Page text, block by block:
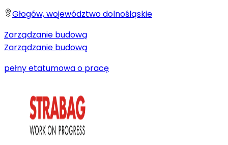
Głogów, województwo dolnośląskie
Zarządzanie budową
Zarządzanie budową
pełny etatumowa o pracę